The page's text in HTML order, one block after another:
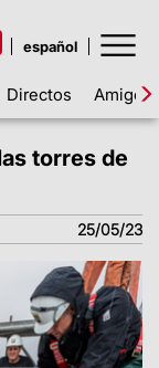
Directos Amigos
torres de
25/05/23